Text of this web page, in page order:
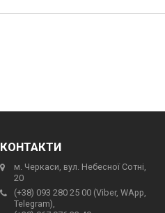
КОНТАКТИ
м. Черкаси, вул. Небесної Сотні,
20
(+38) 093 280 25 00 (Viber, WApp,
Telegram),